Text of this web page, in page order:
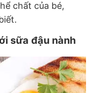
chất của bé,
sữa đậu nành